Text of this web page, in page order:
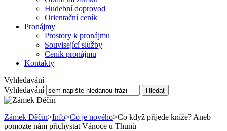
Hudební doprovod
Orientační ceník
Pronájmy
Prostory k pronájmu
Související služby
Ceník pronájmu
Kontakty
Vyhledavání
Vyhledavání
Hledat
Zámek Děčín>Info>Co je nového>Co když přijede kníže? Aneb
pomozte nám přichystat Vánoce u Thunů